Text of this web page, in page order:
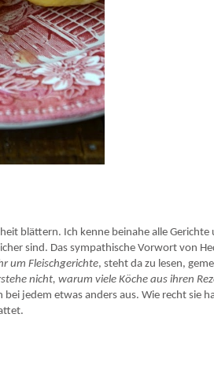
blättern. Ich kenne beinahe alle Gerichte
sind. Das sympathische Vorwort von
um Fleischgerichte, steht da zu lesen,
nicht, warum viele Köche aus ihren
jedem etwas anders aus. Wie recht sie